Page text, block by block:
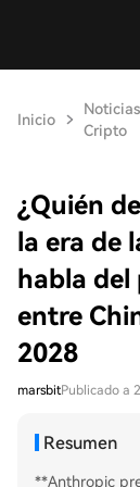
Inicio
Noticias
Cripto
¿Quién
la era de
habla del
entre
2028
marsbitPublicado a
Resumen
**Anthropic